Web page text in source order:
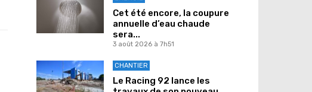
Cet été encore, la coupure
annuelle d’eau chaude
sera...
3 août 2026 à 7h51
CHANTIER
Le Racing 92 lance les